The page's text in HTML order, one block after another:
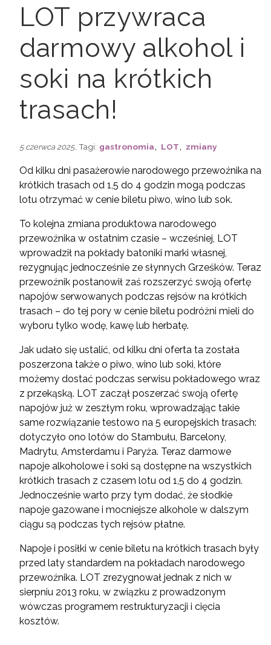
LOT przywraca
darmowy alkohol i
soki na krótkich
trasach!
5 czerwca 2025 , Tagi: gastronomia LOT zmiany
Od kilku dni pasażerowie narodowego przewoźnika na
krótkich trasach od 1,5 do 4 godzin mogą podczas
lotu otrzymać w cenie biletu piwo, wino lub sok.
To kolejna zmiana produktowa narodowego
przewoźnika w ostatnim czasie – wcześniej, LOT
wprowadził na pokłady batoniki marki własnej,
rezygnując jednocześnie ze słynnych Grześków. Teraz
przewoźnik postanowił zaś rozszerzyć swoją ofertę
napojów serwowanych podczas rejsów na krótkich
trasach – do tej pory w cenie biletu podróżni mieli do
wyboru tylko wodę, kawę lub herbatę.
Jak udało się ustalić, od kilku dni oferta ta została
poszerzona także o piwo, wino lub soki, które
możemy dostać podczas serwisu pokładowego wraz
z przekąską. LOT zaczął poszerzać swoją ofertę
napojów już w zeszłym roku, wprowadzając takie
same rozwiązanie testowo na 5 europejskich trasach:
dotyczyło ono lotów do Stambułu, Barcelony,
Madrytu, Amsterdamu i Paryża. Teraz darmowe
napoje alkoholowe i soki są dostępne na wszystkich
krótkich trasach z czasem lotu od 1,5 do 4 godzin.
Jednocześnie warto przy tym dodać, że słodkie
napoje gazowane i mocniejsze alkohole w dalszym
ciągu są podczas tych rejsów płatne.
Napoje i posiłki w cenie biletu na krótkich trasach były
przed laty standardem na pokładach narodowego
przewoźnika. LOT zrezygnował jednak z nich w
sierpniu 2013 roku, w związku z prowadzonym
wówczas programem restrukturyzacji i cięcia
kosztów.